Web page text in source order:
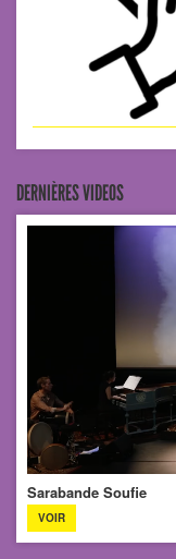
DERNIÈRES VIDEOS
Sarabande Soufie
VOIR